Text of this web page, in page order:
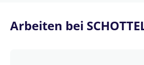
Arbeiten bei